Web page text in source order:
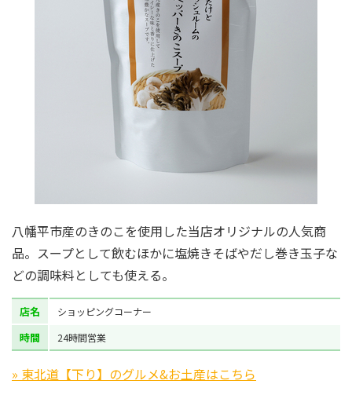
八幡平市産のきのこを使用した当店オリジナルの人気商
品。スープとして飲むほかに塩焼きそばやだし巻き玉子な
どの調味料としても使える。
店名 ショッピングコーナー
時間 24時間営業
» 東北道【下り】のグルメ&お土産はこちら